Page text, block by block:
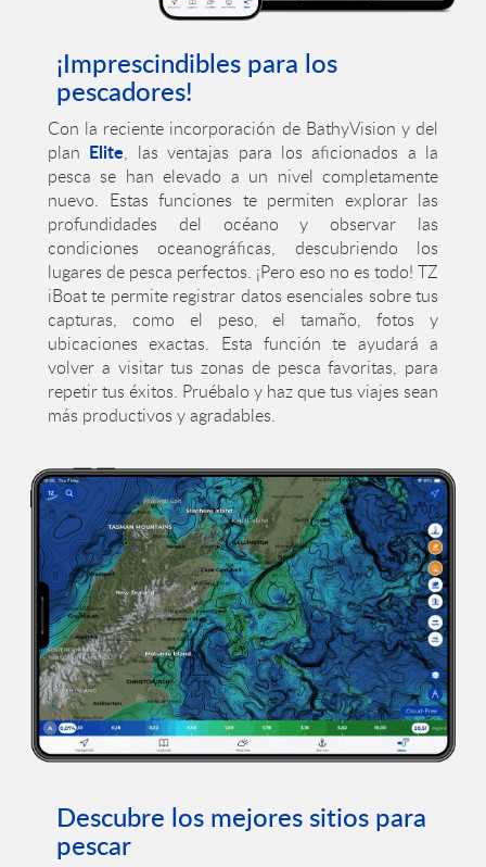
¡Imprescindibles para los
pescadores!
Con la reciente incorporación de BathyVision y del
plan Elite, las ventajas para los aficionados a la
pesca se han elevado a un nivel completamente
nuevo. Estas funciones te permiten explorar las
profundidades del océano y observar las
condiciones oceanográficas, descubriendo los
lugares de pesca perfectos. ¡Pero eso no es todo! TZ
iBoat te permite registrar datos esenciales sobre tus
capturas, como el peso, el tamaño, fotos y
ubicaciones exactas. Esta función te ayudará a
volver a visitar tus zonas de pesca favoritas, para
repetir tus éxitos. Pruébalo y haz que tus viajes sean
más productivos y agradables.
Descubre los mejores sitios para
pescar